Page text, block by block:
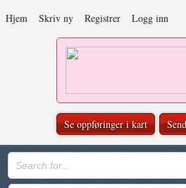
Hjem Skriv ny Registrer Logg inn
Se oppføringer i kart